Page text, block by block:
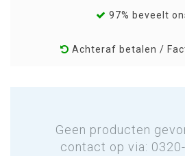
97% beveelt
Achteraf betalen /
Geen producten
contact op via: